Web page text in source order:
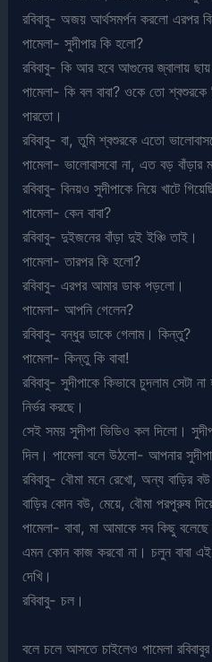
রবিবাবু- অজয় আর্থসমর্পন করলো এরপর
পামেলা- সুদীপার কি হলো?
রবিবাবু- কি আর হবে আগুনের জ্বালায়
পামেলা- কি বল বাবা? ওকে তো শ্বশুরকে
পারতো।
রবিবাবু- বা, তুমি শ্বশুরকে এতো
পামেলা- ভালোবাসবো না, এত বড় বাঁড়ার
রবিবাবু- বিনয়ও সুদীপাকে নিয়ে খাটে
পামেলা- কেন বাবা?
রবিবাবু- দুইজনের বাঁড়া দুই ইঞ্চি তাই।
পামেলা- তারপর কি হলো?
রবিবাবু- এরপর আমার ডাক পড়লো।
পামেলা- আপনি গেলেন?
রবিবাবু- বন্ধুর ডাকে গেলাম। কিন্তু?
পামেলা- কিন্তু কি বাবা!
রবিবাবু- সুদীপাকে কিভাবে চুদলাম সেটা
নির্ভর করছে।
সেই সময় সুদীপা ভিডিও কল দিলো।
দিল। পামেলা বলে উঠলো- আপনার
রবিবাবু- বৌমা মনে রেখো, অন্য বাড়ির
বাড়ির কোন বউ, মেয়ে, বৌমা পরপুরুষ
পামেলা- বাবা, মা আমাকে সব কিছু
এমন কোন কাজ করবো না। চলুন বাবা এই
দেখি।
রবিবাবু- চল।
বলে চলে আসতে চাইলেও পামেলা